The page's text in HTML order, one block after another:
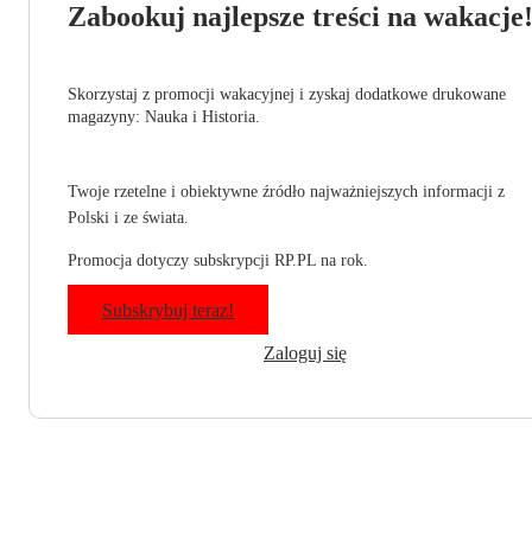
Zabookuj najlepsze treści na wakacje!
Skorzystaj z promocji wakacyjnej i zyskaj dodatkowe drukowane
magazyny: Nauka i Historia.
Twoje rzetelne i obiektywne źródło najważniejszych informacji z
Polski i ze świata.
Promocja dotyczy subskrypcji RP.PL na rok.
Subskrybuj teraz!
Zaloguj się